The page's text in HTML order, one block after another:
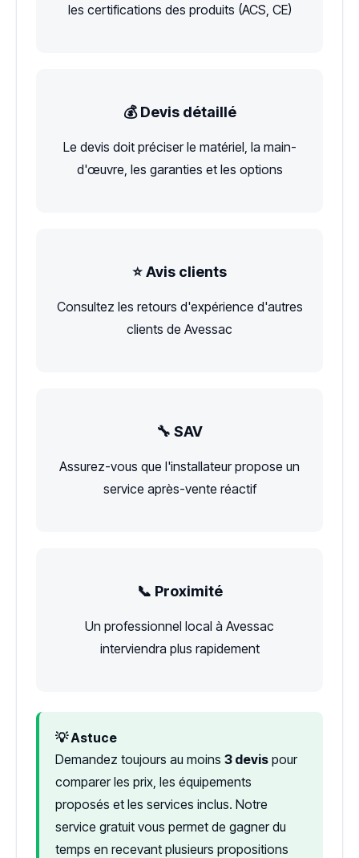
les certifications des produits (ACS, CE)
💰 Devis détaillé
Le devis doit préciser le matériel, la main-
d'œuvre, les garanties et les options
⭐ Avis clients
Consultez les retours d'expérience d'autres
clients de Avessac
🔧 SAV
Assurez-vous que l'installateur propose un
service après-vente réactif
📞 Proximité
Un professionnel local à Avessac
interviendra plus rapidement
💡 Astuce
Demandez toujours au moins 3 devis pour
comparer les prix, les équipements
proposés et les services inclus. Notre
service gratuit vous permet de gagner du
temps en recevant plusieurs propositions